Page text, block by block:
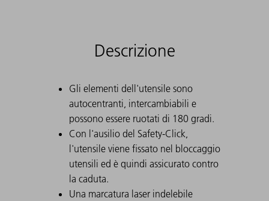
Descrizione
Gli elementi dell'utensile sono
autocentranti, intercambiabili e
possono essere ruotati di 180 gradi.
Con l'ausilio del Safety-Click,
l'utensile viene fissato nel bloccaggio
utensili ed è quindi assicurato contro
la caduta.
Una marcatura laser indelebile